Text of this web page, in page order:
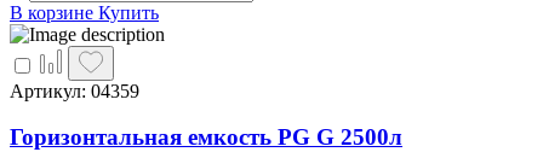
В корзине Купить
Артикул: 04359
Горизонтальная емкость PG G 2500л